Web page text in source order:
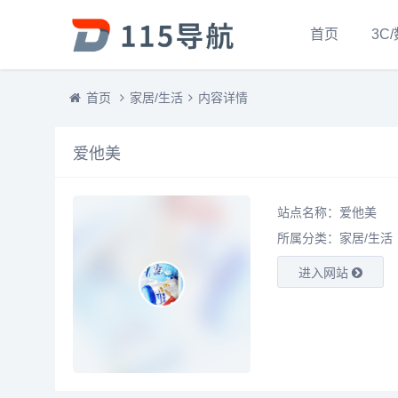
首页 3C/
首页 家居/生活 内容详情
爱他美
站点名称：爱他美
所属分类： 家居/生活
进入网站